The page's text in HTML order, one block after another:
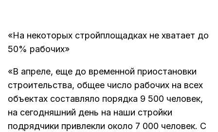
«На некоторых стройплощадках не хватает до
50% рабочих»
«В апреле, еще до временной приостановки
строительства, общее число рабочих на всех
объектах составляло порядка 9 500 человек,
на сегодняшний день на наши стройки
подрядчики привлекли около 7 000 человек. С